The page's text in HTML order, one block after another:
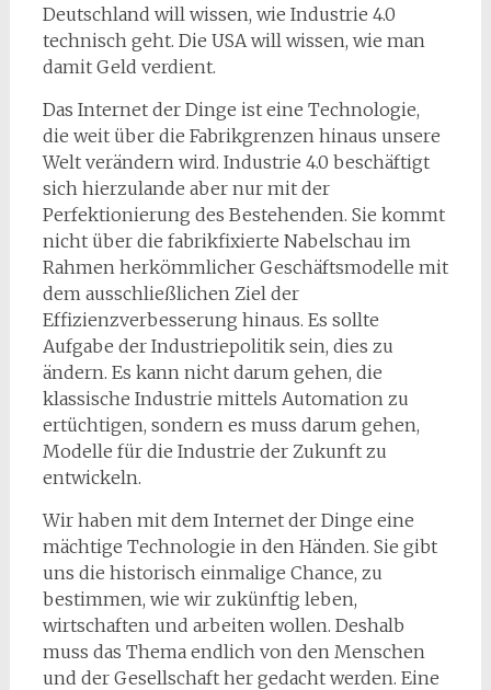
Deutschland will wissen, wie Industrie 4.0
technisch geht. Die USA will wissen, wie man
damit Geld verdient.
Das Internet der Dinge ist eine Technologie,
die weit über die Fabrikgrenzen hinaus unsere
Welt verändern wird. Industrie 4.0 beschäftigt
sich hierzulande aber nur mit der
Perfektionierung des Bestehenden. Sie kommt
nicht über die fabrikfixierte Nabelschau im
Rahmen herkömmlicher Geschäftsmodelle mit
dem ausschließlichen Ziel der
Effizienzverbesserung hinaus. Es sollte
Aufgabe der Industriepolitik sein, dies zu
ändern. Es kann nicht darum gehen, die
klassische Industrie mittels Automation zu
ertüchtigen, sondern es muss darum gehen,
Modelle für die Industrie der Zukunft zu
entwickeln.
Wir haben mit dem Internet der Dinge eine
mächtige Technologie in den Händen. Sie gibt
uns die historisch einmalige Chance, zu
bestimmen, wie wir zukünftig leben,
wirtschaften und arbeiten wollen. Deshalb
muss das Thema endlich von den Menschen
und der Gesellschaft her gedacht werden. Eine